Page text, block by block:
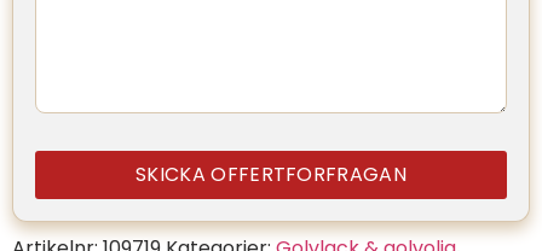
SKICKA OFFERTFORFRAGAN